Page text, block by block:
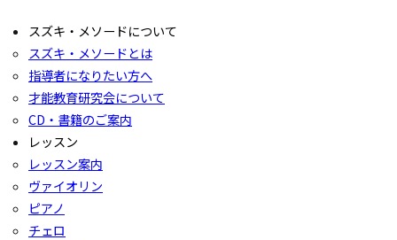
スズキ・メソードについて
スズキ・メソードとは
指導者になりたい方へ
才能教育研究会について
CD・書籍のご案内
レッスン
レッスン案内
ヴァイオリン
ピアノ
チェロ